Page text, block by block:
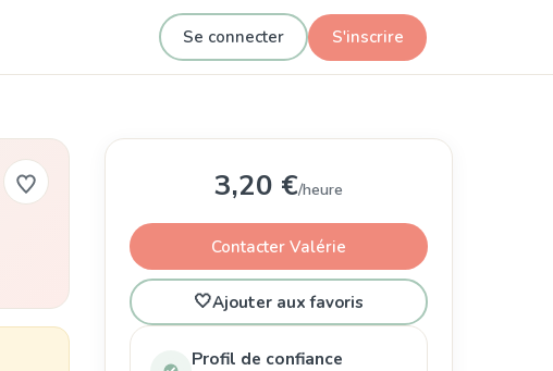
Se connecter S'inscrire
3,20 €/heure
Contacter Valérie
🤍Ajouter aux favoris
Profil de confiance